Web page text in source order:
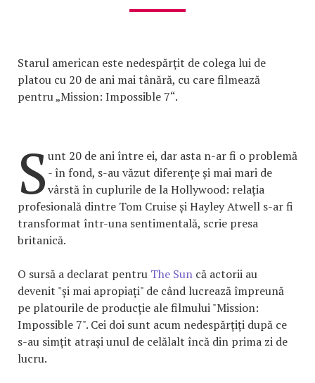
Starul american este nedespărțit de colega lui de
platou cu 20 de ani mai tânără, cu care filmează
pentru „Mission: Impossible 7“.
Sunt 20 de ani între ei, dar asta n-ar fi o problemă
- în fond, s-au văzut diferențe și mai mari de
vârstă în cuplurile de la Hollywood: relația
profesională dintre Tom Cruise și Hayley Atwell s-ar fi
transformat într-una sentimentală, scrie presa
britanică.
O sursă a declarat pentru The Sun că actorii au
devenit "și mai apropiați" de când lucrează împreună
pe platourile de producție ale filmului "Mission:
Impossible 7". Cei doi sunt acum nedespărțiți după ce
s-au simțit atrași unul de celălalt încă din prima zi de
lucru.